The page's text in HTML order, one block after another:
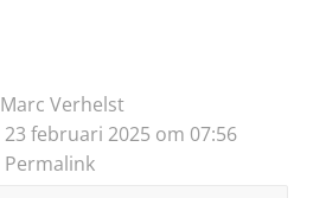
Marc Verhelst
23 februari 2025 om 07:56
Permalink